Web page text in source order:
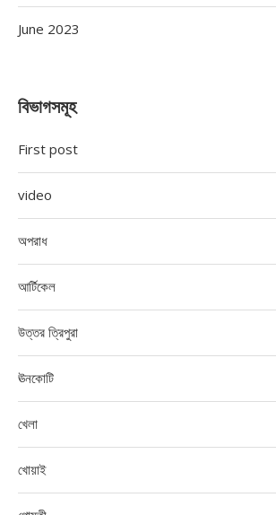
June 2023
বিভাগসমূহ
First post
video
অপরাধ
আর্টিকেল
উত্তর ত্রিপুরা
ঊনকোটি
খেলা
খোয়াই